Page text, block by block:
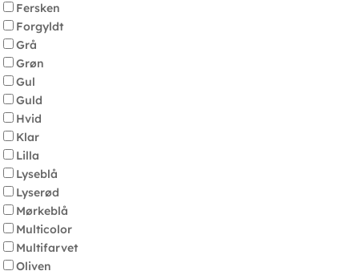
Fersken
Forgyldt
Grå
Grøn
Gul
Guld
Hvid
Klar
Lilla
Lyseblå
Lyserød
Mørkeblå
Multicolor
Multifarvet
Oliven